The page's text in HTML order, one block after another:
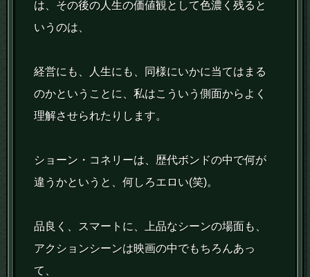
は、その後の人生の価値観として色濃く残ると
いうのは、
経営にも、人生にも、同様にいかに当てはまる
のかということに、私はこういう側面からよく
理解させられたりします。
ショーン・コネリーは、歴代ボンドの中で何が
違うかというと、何しろエロい(笑)。
品良く、スマートに、上品なシーンの場面も、
アクションシーンは映画の中でもちろんあっ
て、